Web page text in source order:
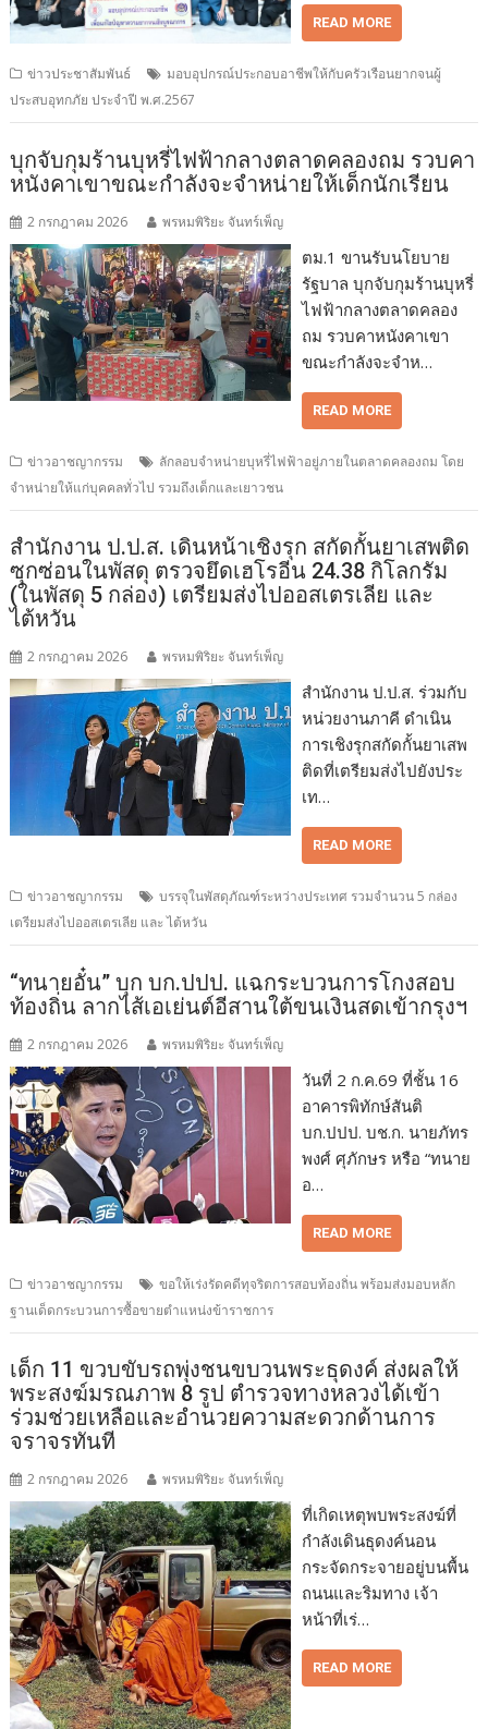
READ MORE
ข่าวประชาสัมพันธ์
มอบอุปกรณ์ประกอบอาชีพให้กับครัวเรือนยากจนผู้
ประสบอุทกภัย ประจำปี พ.ศ.2567
บุกจับกุมร้านบุหรี่ไฟฟ้ากลางตลาดคลองถม รวบคา
หนังคาเขาขณะกำลังจะจำหน่ายให้เด็กนักเรียน
2 กรกฎาคม 2026 พรหมพิริยะ จันทร์เพ็ญ
ตม.1 ขานรับนโยบาย
รัฐบาล บุกจับกุมร้านบุหรี่
ไฟฟ้ากลางตลาดคลอง
ถม รวบคาหนังคาเขา
ขณะกำลังจะจำห…
READ MORE
ข่าวอาชญากรรม
ลักลอบจำหน่ายบุหรี่ไฟฟ้าอยู่ภายในตลาดคลองถม โดย
จำหน่ายให้แก่บุคคลทั่วไป รวมถึงเด็กและเยาวชน
สำนักงาน ป.ป.ส. เดินหน้าเชิงรุก สกัดกั้นยาเสพติด
ซุกซ่อนในพัสดุ ตรวจยึดเฮโรอีน 24.38 กิโลกรัม
(ในพัสดุ 5 กล่อง) เตรียมส่งไปออสเตรเลีย และ
ไต้หวัน
2 กรกฎาคม 2026 พรหมพิริยะ จันทร์เพ็ญ
สำนักงาน ป.ป.ส. ร่วมกับ
หน่วยงานภาคี ดำเนิน
การเชิงรุกสกัดกั้นยาเสพ
ติดที่เตรียมส่งไปยังประ
เท…
READ MORE
ข่าวอาชญากรรม
บรรจุในพัสดุภัณฑ์ระหว่างประเทศ รวมจำนวน 5 กล่อง
เตรียมส่งไปออสเตรเลีย และ ไต้หวัน
“ทนายอั๋น” บุก บก.ปปป. แฉกระบวนการโกงสอบ
ท้องถิ่น ลากไส้เอเย่นต์อีสานใต้ขนเงินสดเข้ากรุงฯ
2 กรกฎาคม 2026 พรหมพิริยะ จันทร์เพ็ญ
วันที่ 2 ก.ค.69 ที่ชั้น 16
อาคารพิทักษ์สันติ
บก.ปปป. บช.ก. นายภัทร
พงศ์ ศุภักษร หรือ “ทนาย
อ…
READ MORE
ข่าวอาชญากรรม
ขอให้เร่งรัดคดีทุจริตการสอบท้องถิ่น พร้อมส่งมอบหลัก
ฐานเด็ดกระบวนการซื้อขายตำแหน่งข้าราชการ
เด็ก 11 ขวบขับรถพุ่งชนขบวนพระธุดงค์ ส่งผลให้
พระสงฆ์มรณภาพ 8 รูป ตำรวจทางหลวงได้เข้า
ร่วมช่วยเหลือและอำนวยความสะดวกด้านการ
จราจรทันที
2 กรกฎาคม 2026 พรหมพิริยะ จันทร์เพ็ญ
ที่เกิดเหตุพบพระสงฆ์ที่
กำลังเดินธุดงค์นอน
กระจัดกระจายอยู่บนพื้น
ถนนและริมทาง เจ้า
หน้าที่เร่…
READ MORE